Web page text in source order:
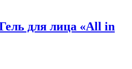
для лица «All in